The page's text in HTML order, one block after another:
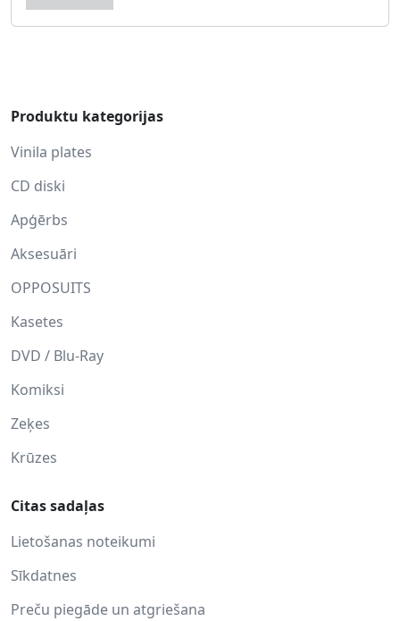
Produktu kategorijas
Vinila plates
CD diski
Apģērbs
Aksesuāri
OPPOSUITS
Kasetes
DVD / Blu-Ray
Komiksi
Zeķes
Krūzes
Citas sadaļas
Lietošanas noteikumi
Sīkdatnes
Preču piegāde un atgriešana